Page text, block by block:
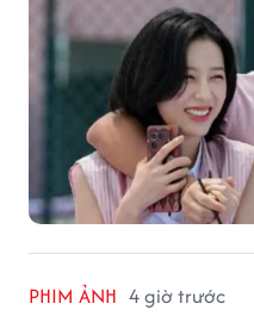
PHIM ẢNH 4 giờ trước